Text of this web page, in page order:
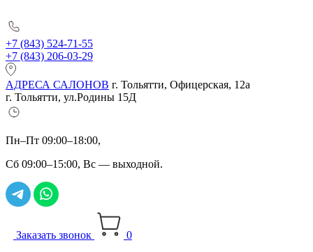
+7 (843) 524-71-55
+7 (843) 206-03-29
АДРЕСА САЛОНОВ г. Тольятти, Офицерская, 12а
г. Тольятти, ул.Родины 15Д
Пн–Пт 09:00–18:00,
Сб 09:00–15:00, Вс — выходной.
Заказать звонок
0